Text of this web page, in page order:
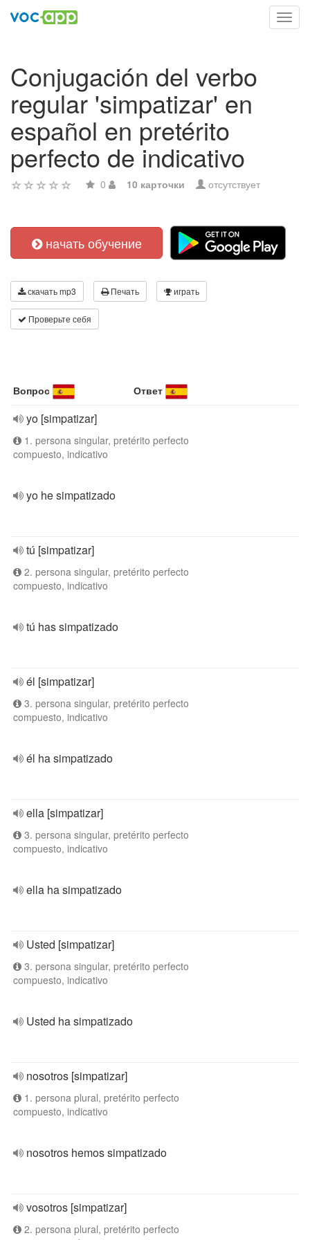
Conjugación del verbo
regular 'simpatizar' en
español en pretérito
perfecto de indicativo
0 10 карточки отсутствует
начать обучение
скачать mp3 Печать играть
Проверьте себя
Вопрос Ответ
yo [simpatizar]
1. persona singular, pretérito perfecto
compuesto, indicativo
yo he simpatizado
tú [simpatizar]
2. persona singular, pretérito perfecto
compuesto, indicativo
tú has simpatizado
él [simpatizar]
3. persona singular, pretérito perfecto
compuesto, indicativo
él ha simpatizado
ella [simpatizar]
3. persona singular, pretérito perfecto
compuesto, indicativo
ella ha simpatizado
Usted [simpatizar]
3. persona singular, pretérito perfecto
compuesto, indicativo
Usted ha simpatizado
nosotros [simpatizar]
1. persona plural, pretérito perfecto
compuesto, indicativo
nosotros hemos simpatizado
vosotros [simpatizar]
2. persona plural, pretérito perfecto